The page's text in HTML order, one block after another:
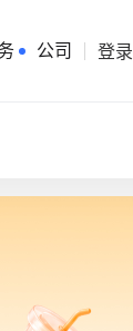
公司 登录